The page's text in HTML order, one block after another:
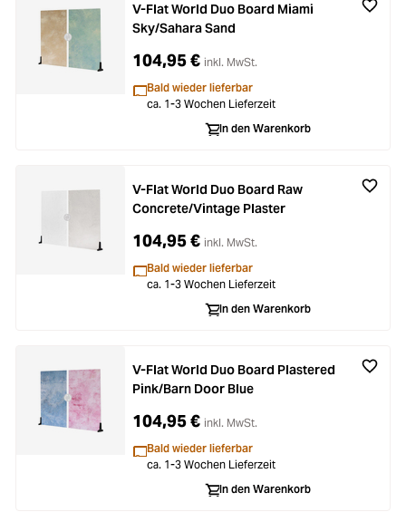
V-Flat World Duo Board Miami
Sky/Sahara Sand
104,95 € inkl. MwSt.
Bald wieder lieferbar
ca. 1-3 Wochen Lieferzeit
In den Warenkorb
V-Flat World Duo Board Raw
Concrete/Vintage Plaster
104,95 € inkl. MwSt.
Bald wieder lieferbar
ca. 1-3 Wochen Lieferzeit
In den Warenkorb
V-Flat World Duo Board Plastered
Pink/Barn Door Blue
104,95 € inkl. MwSt.
Bald wieder lieferbar
ca. 1-3 Wochen Lieferzeit
In den Warenkorb